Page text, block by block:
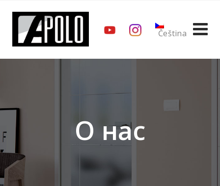
content
Čeština
О нас